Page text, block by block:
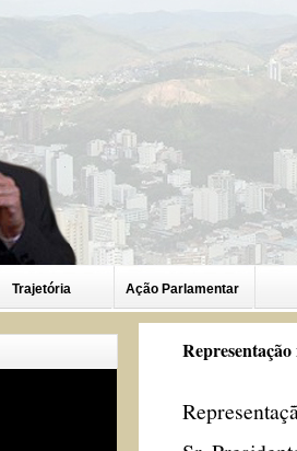
Trajetória Ação Parlamentar
Representação